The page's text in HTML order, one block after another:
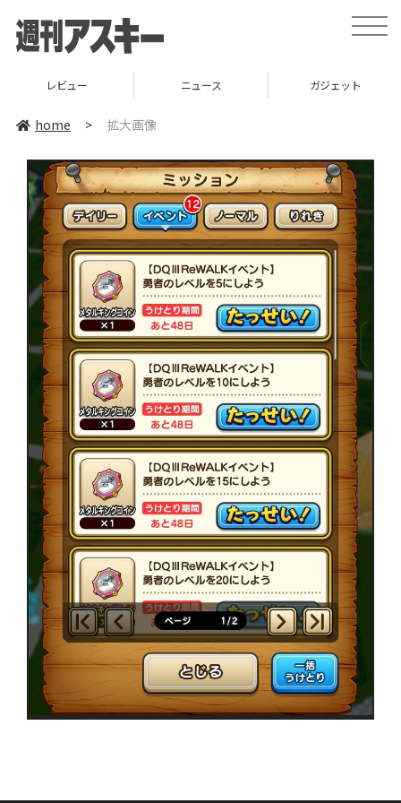
toggle
レビュー ニュース ガジェット
home > 拡大画像